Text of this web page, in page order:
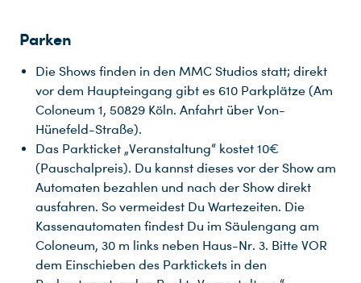
Parken
Die Shows finden in den MMC Studios statt; direkt
vor dem Haupteingang gibt es 610 Parkplätze (Am
Coloneum 1, 50829 Köln. Anfahrt über Von-
Hünefeld-Straße).
Das Parkticket „Veranstaltung“ kostet 10€
(Pauschalpreis). Du kannst dieses vor der Show am
Automaten bezahlen und nach der Show direkt
ausfahren. So vermeidest Du Wartezeiten. Die
Kassenautomaten findest Du im Säulengang am
Coloneum, 30 m links neben Haus-Nr. 3. Bitte VOR
dem Einschieben des Parktickets in den